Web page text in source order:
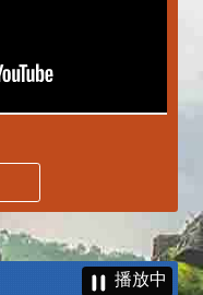
播放中